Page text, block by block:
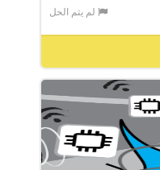
لم يتم الحل